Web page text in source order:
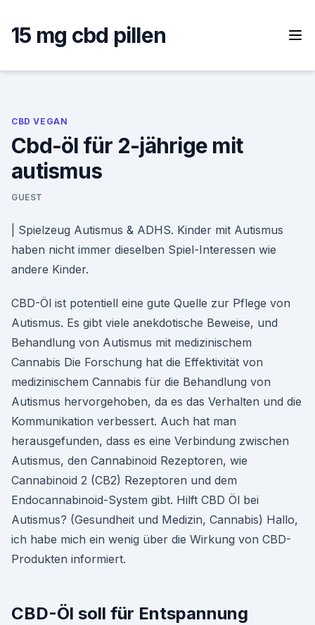
content
15 mg cbd pillen
CBD VEGAN
Cbd-öl für 2-jährige mit
autismus
GUEST
| Spielzeug Autismus & ADHS. Kinder mit Autismus
haben nicht immer dieselben Spiel-Interessen wie
andere Kinder.
CBD-Öl ist potentiell eine gute Quelle zur Pflege von
Autismus. Es gibt viele anekdotische Beweise, und
Behandlung von Autismus mit medizinischem
Cannabis Die Forschung hat die Effektivität von
medizinischem Cannabis für die Behandlung von
Autismus hervorgehoben, da es das Verhalten und die
Kommunikation verbessert. Auch hat man
herausgefunden, dass es eine Verbindung zwischen
Autismus, den Cannabinoid Rezeptoren, wie
Cannabinoid 2 (CB2) Rezeptoren und dem
Endocannabinoid-System gibt. Hilft CBD Öl bei
Autismus? (Gesundheit und Medizin, Cannabis) Hallo,
ich habe mich ein wenig über die Wirkung von CBD-
Produkten informiert.
CBD-Öl soll für Entspannung